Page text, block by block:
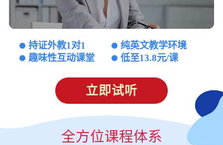
持证外教1对1
纯英文教学环境
趣味性互动课堂
低至13.8元/课
立即试听
全方位课程体系